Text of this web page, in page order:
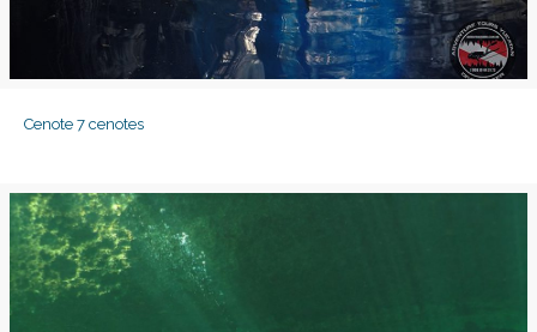
Cenote 7 cenotes